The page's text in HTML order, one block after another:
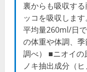
裏からも吸収す
ッコを吸収しま
平均量260ml/日
の体重や体調、
調べ） ■ニオイの
ノキ抽出成分（